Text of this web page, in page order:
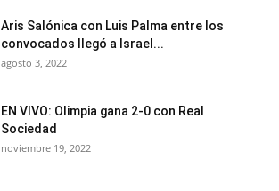
Aris Salónica con Luis Palma entre los
convocados llegó a Israel...
agosto 3, 2022
EN VIVO: Olimpia gana 2-0 con Real
Sociedad
noviembre 19, 2022